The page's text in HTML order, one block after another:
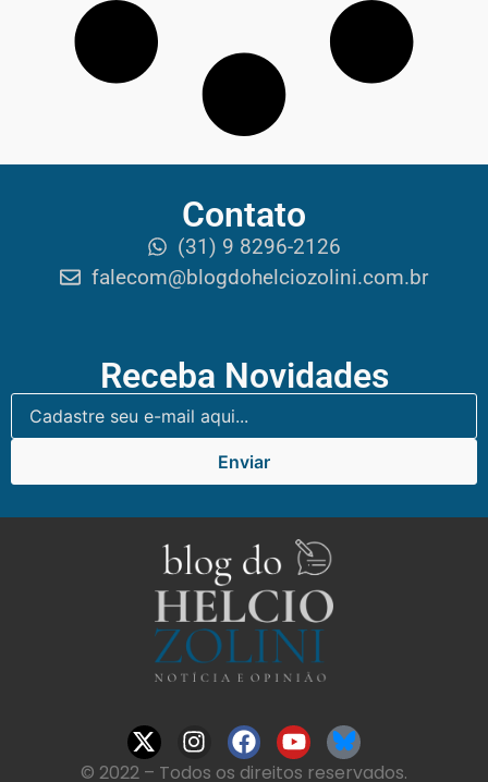
Contato
(31) 9 8296-2126
falecom@blogdohelciozolini.com.br
Receba Novidades
Enviar
© 2022 – Todos os direitos reservados.